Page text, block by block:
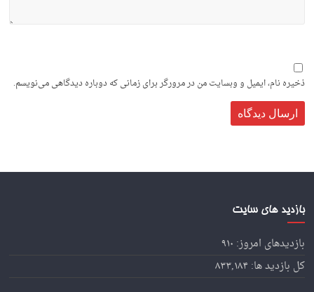
ذخیره نام، ایمیل و وبسایت من در مرورگر برای زمانی که دوباره دیدگاهی می‌نویسم.
بازدید های سایت
بازدیدهای امروز: ۹۱۰
کل بازدید ها: ۸۳۳,۱۸۴